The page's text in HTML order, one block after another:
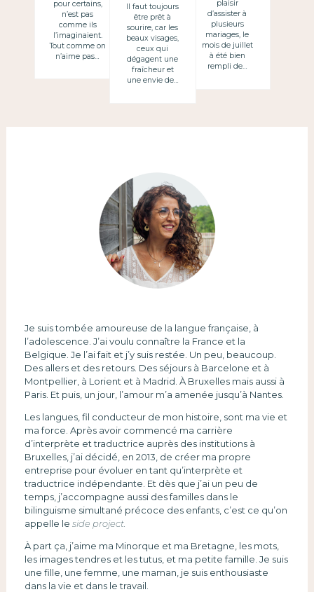
les veut
lisses et
courts on les
pour certains,
n’est pas
comme ils
l’imaginaient.
Tout comme on
n’aime pas…
Il faut toujours
être prêt à
sourire, car les
beaux visages,
ceux qui
dégagent une
fraîcheur et
une envie de…
plaisir
d’assister à
plusieurs
mariages, le
mois de juillet
à été bien
rempli de…
Je suis tombée amoureuse de la langue française, à
l’adolescence. J’ai voulu connaître la France et la
Belgique. Je l’ai fait et j’y suis restée. Un peu, beaucoup.
Des allers et des retours. Des séjours à Barcelone et à
Montpellier, à Lorient et à Madrid. À Bruxelles mais aussi à
Paris. Et puis, un jour, l’amour m’a amenée jusqu’à Nantes.
Les langues, fil conducteur de mon histoire, sont ma vie et
ma force. Après avoir commencé ma carrière
d’interprète et traductrice auprès des institutions à
Bruxelles, j’ai décidé, en 2013, de créer ma propre
entreprise pour évoluer en tant qu’interprète et
traductrice indépendante. Et dès que j’ai un peu de
temps, j’accompagne aussi des familles dans le
bilinguisme simultané précoce des enfants, c’est ce qu’on
appelle le side project.
À part ça, j’aime ma Minorque et ma Bretagne, les mots,
les images tendres et les tutus, et ma petite famille. Je suis
une fille, une femme, une maman, je suis enthousiaste
dans la vie et dans le travail.